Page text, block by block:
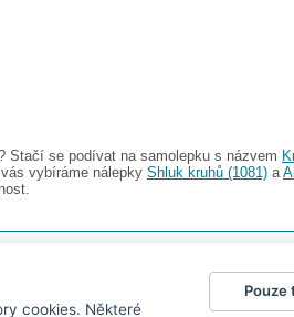
Stačí se podívat na samolepku s názvem
vybíráme nálepky Shluk kruhů (1081) a
|
foto magnesy na lodówkę samolepky dieťa v aute|
cookies. Některé
Pouze